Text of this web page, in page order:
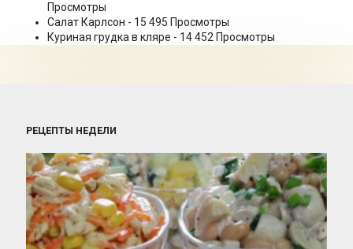
Просмотры
Салат Карлсон - 15 495 Просмотры
Куриная грудка в кляре - 14 452 Просмотры
РЕЦЕПТЫ НЕДЕЛИ